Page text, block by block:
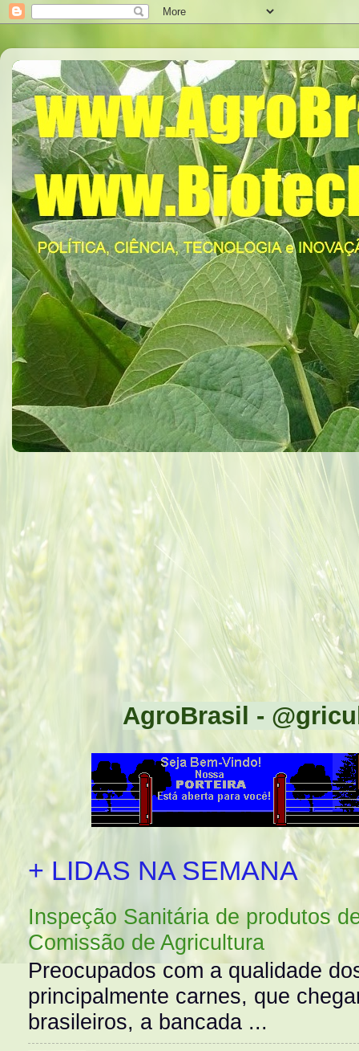
AgroBrasil -
+ LIDAS NA SEMANA
Inspeção Sanitária de produtos
Comissão de Agricultura
Preocupados com a qualidade
principalmente carnes, que
brasileiros, a bancada ...